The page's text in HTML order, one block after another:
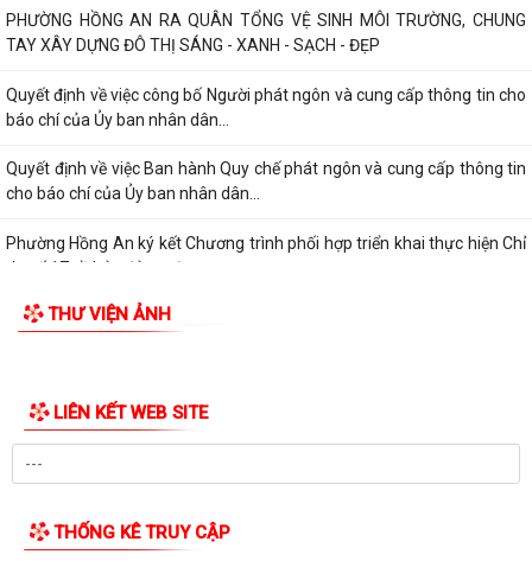
ĐẶT TÊN 03 ĐƯỜNG, 05 PHỐ TRÊN ĐỊA BÀN PHƯỜNG HỒNG AN – DẤU
MỐC QUAN TRỌNG TRONG XÂY DỰNG ĐÔ THỊ VĂN...
Thông báo kết quả Kỳ họp thứ 3 (Kỳ họp thường lệ giữa năm 2026)
HĐND thành phố khóa XVII, nhiệm kỳ...
PHƯỜNG HỒNG AN RA QUÂN TỔNG VỆ SINH MÔI TRƯỜNG, CHUNG
TAY XÂY DỰNG ĐÔ THỊ SÁNG - XANH - SẠCH - ĐẸP
Quyết định về việc công bố Người phát ngôn và cung cấp thông tin cho
báo chí của Ủy ban nhân dân...
Quyết định về việc Ban hành Quy chế phát ngôn và cung cấp thông tin
cho báo chí của Ủy ban nhân dân...
thị số 17 về bảo đảm trật tự...
PHÁP LUẬT CHO CÔNG NHÂN – ĐỘNG LỰC XÂY DỰNG...
PHƯỜNG HỒNG AN ĐƯA CÔNG NGHỆ SỐ ĐẾN TẬN TAY NGƯỜI DÂN TẠI
16 TỔ DÂN PHỐ – HƯỚNG TỚI CHÍNH QUYỀN SỐ...